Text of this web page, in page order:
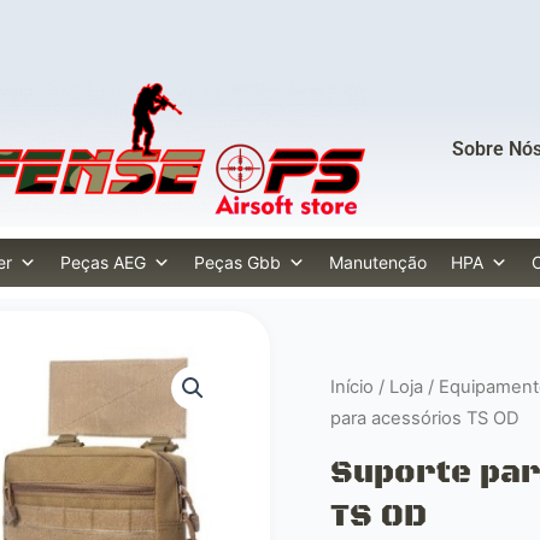
Sobre
Peças AEG Peças Gbb Manutenção HPA
Início / Loja /
para acessórios TS OD
Suporte
TS OD